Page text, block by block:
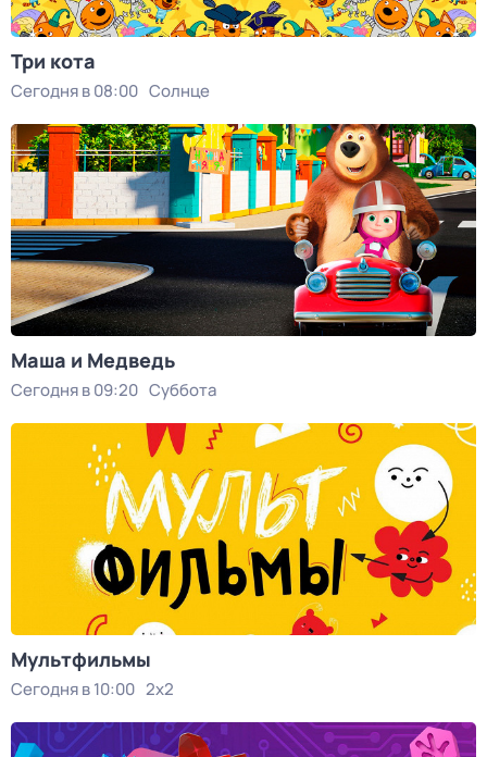
Три кота
Сегодня в 08:00 Солнце
Маша и Медведь
Сегодня в 09:20 Суббота
Мультфильмы
Сегодня в 10:00 2x2